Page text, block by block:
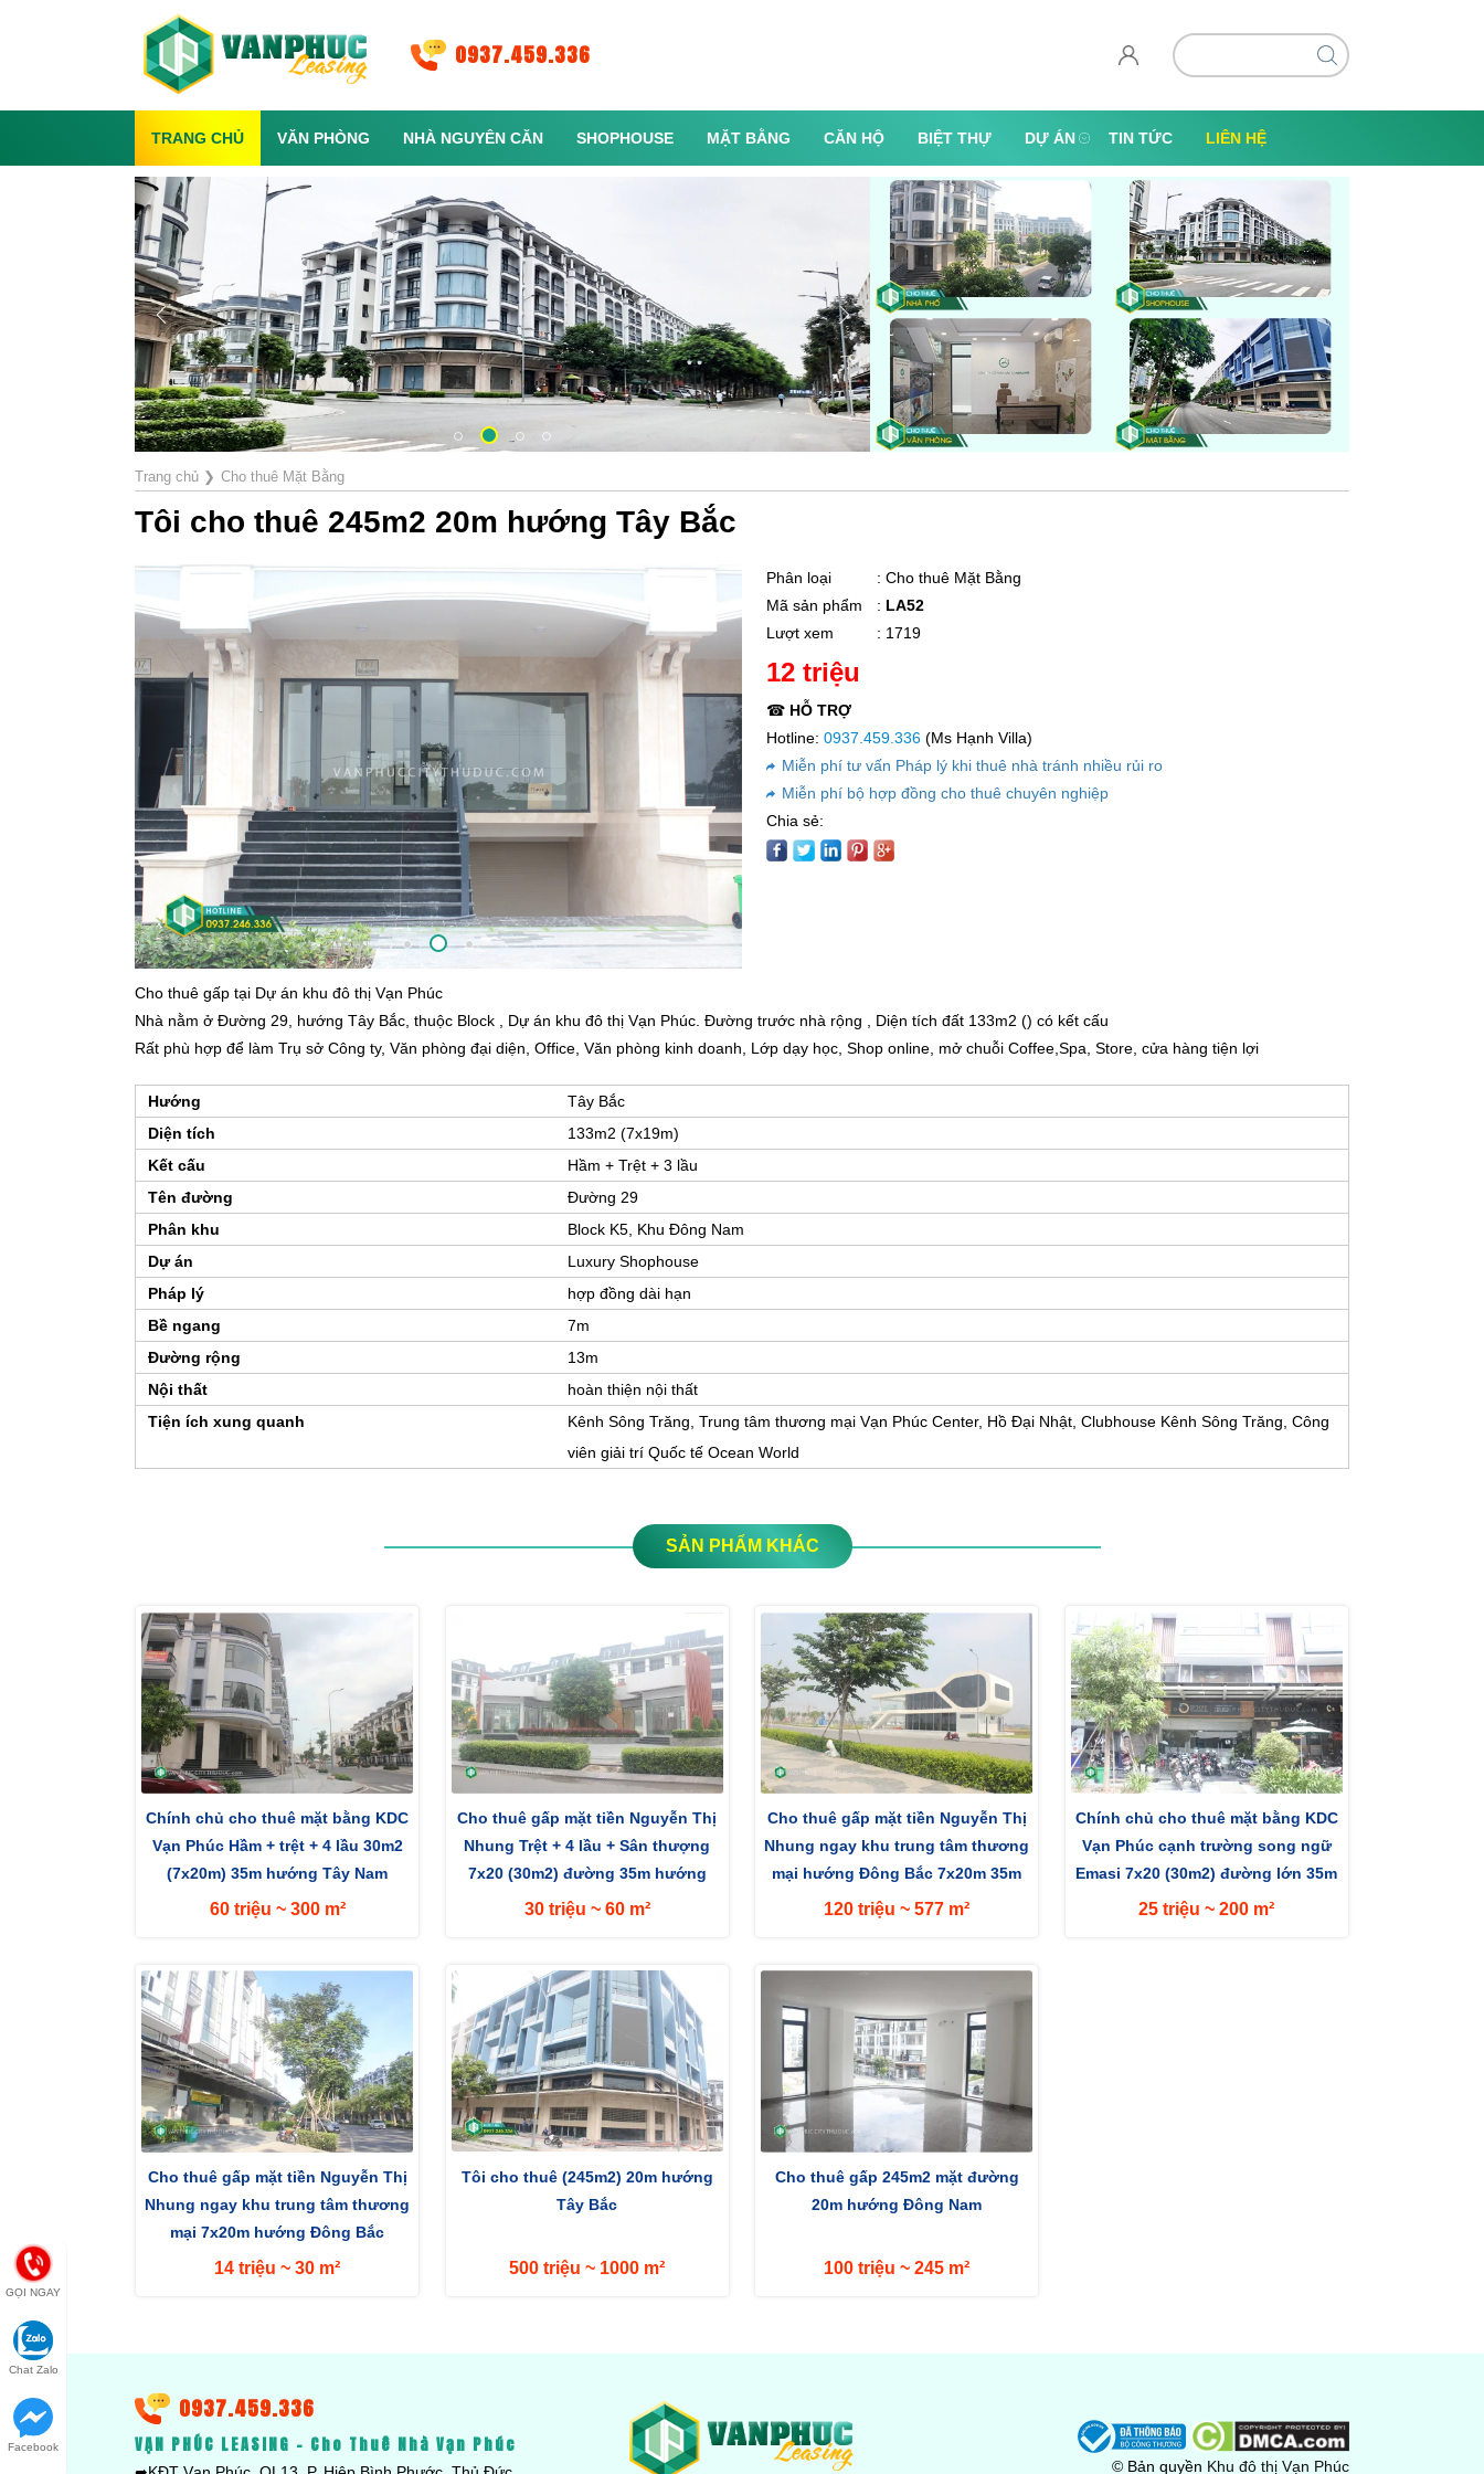
0937.459.336
TRANG CHỦ VĂN PHÒNG NHÀ NGUYÊN CĂN SHOPHOUSE MẶT BẰNG CĂN HỘ BIỆT THỰ DỰ ÁN TIN TỨC LIÊN HỆ
Trang chủ ❯ Cho thuê Mặt Bằng
Tôi cho thuê 245m2 20m hướng Tây Bắc
Phân loại
: Cho thuê Mặt Bằng
Mã sản phẩm
: LA52
Lượt xem
: 1719
12 triệu
☎ HỖ TRỢ
Hotline: 0937.459.336 (Ms Hạnh Villa)
Miễn phí tư vấn Pháp lý khi thuê nhà tránh nhiều rủi ro
Miễn phí bộ hợp đồng cho thuê chuyên nghiệp
Chia sẻ:
Cho thuê gấp tại Dự án khu đô thị Vạn Phúc
Nhà nằm ở Đường 29, hướng Tây Bắc, thuộc Block , Dự án khu đô thị Vạn Phúc. Đường trước nhà rộng , Diện tích đất 133m2 () có kết cấu
Rất phù hợp để làm Trụ sở Công ty, Văn phòng đại diện, Office, Văn phòng kinh doanh, Lớp dạy học, Shop online, mở chuỗi Coffee,Spa, Store, cửa hàng tiện lợi
Hướng
Tây Bắc
Diện tích
133m2 (7x19m)
Kết cấu
Hầm + Trệt + 3 lầu
Tên đường
Đường 29
Phân khu
Block K5, Khu Đông Nam
Dự án
Luxury Shophouse
Pháp lý
hợp đồng dài hạn
Bề ngang
7m
Đường rộng
13m
Nội thất
hoàn thiện nội thất
Tiện ích xung quanh
Kênh Sông Trăng, Trung tâm thương mại Vạn Phúc Center, Hồ Đại Nhật, Clubhouse Kênh Sông Trăng, Công
viên giải trí Quốc tế Ocean World
SẢN PHẨM KHÁC
Chính chủ cho thuê mặt bằng KDC
Vạn Phúc Hầm + trệt + 4 lầu 30m2
(7x20m) 35m hướng Tây Nam
60 triệu ~ 300 m²
Cho thuê gấp mặt tiền Nguyễn Thị
Nhung Trệt + 4 lầu + Sân thượng
7x20 (30m2) đường 35m hướng
Đông...
30 triệu ~ 60 m²
Cho thuê gấp mặt tiền Nguyễn Thị
Nhung ngay khu trung tâm thương
mại hướng Đông Bắc 7x20m 35m
120 triệu ~ 577 m²
Chính chủ cho thuê mặt bằng KDC
Vạn Phúc cạnh trường song ngữ
Emasi 7x20 (30m2) đường lớn 35m
hướng...
25 triệu ~ 200 m²
Cho thuê gấp mặt tiền Nguyễn Thị
Nhung ngay khu trung tâm thương
mại 7x20m hướng Đông Bắc
14 triệu ~ 30 m²
Tôi cho thuê (245m2) 20m hướng
Tây Bắc
500 triệu ~ 1000 m²
Cho thuê gấp 245m2 mặt đường
20m hướng Đông Nam
100 triệu ~ 245 m²
0937.459.336
VẠN PHÚC LEASING - Cho Thuê Nhà Vạn Phúc
© Bản quyền Khu đô thị Vạn Phúc
GỌI NGAY
Chat Zalo
Facebook